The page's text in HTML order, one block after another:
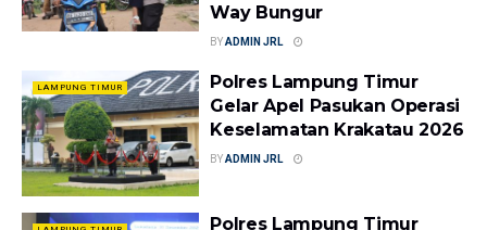
Way Bungur
BYADMIN JRL
LAMPUNG TIMUR
Polres Lampung Timur
Gelar Apel Pasukan Operasi
Keselamatan Krakatau 2026
BYADMIN JRL
Polres Lampung Timur